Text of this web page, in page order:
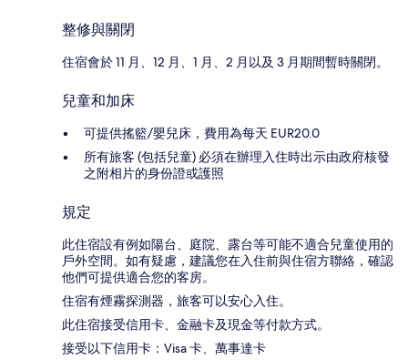
整修與關閉
住宿會於 11 月、12 月、1 月、2 月以及 3 月期間暫時關閉。
兒童和加床
可提供搖籃/嬰兒床，費用為每天 EUR20.0
所有旅客 (包括兒童) 必須在辦理入住時出示由政府核發
之附相片的身份證或護照
規定
此住宿設有例如陽台、庭院、露台等可能不適合兒童使用的
戶外空間。如有疑慮，建議您在入住前與住宿方聯絡，確認
他們可提供適合您的客房。
住宿有煙霧探測器，旅客可以安心入住。
此住宿接受信用卡、金融卡及現金等付款方式。
接受以下信用卡：Visa 卡、萬事達卡